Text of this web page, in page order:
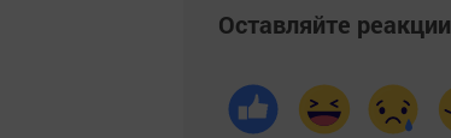
Оставляйте реакции